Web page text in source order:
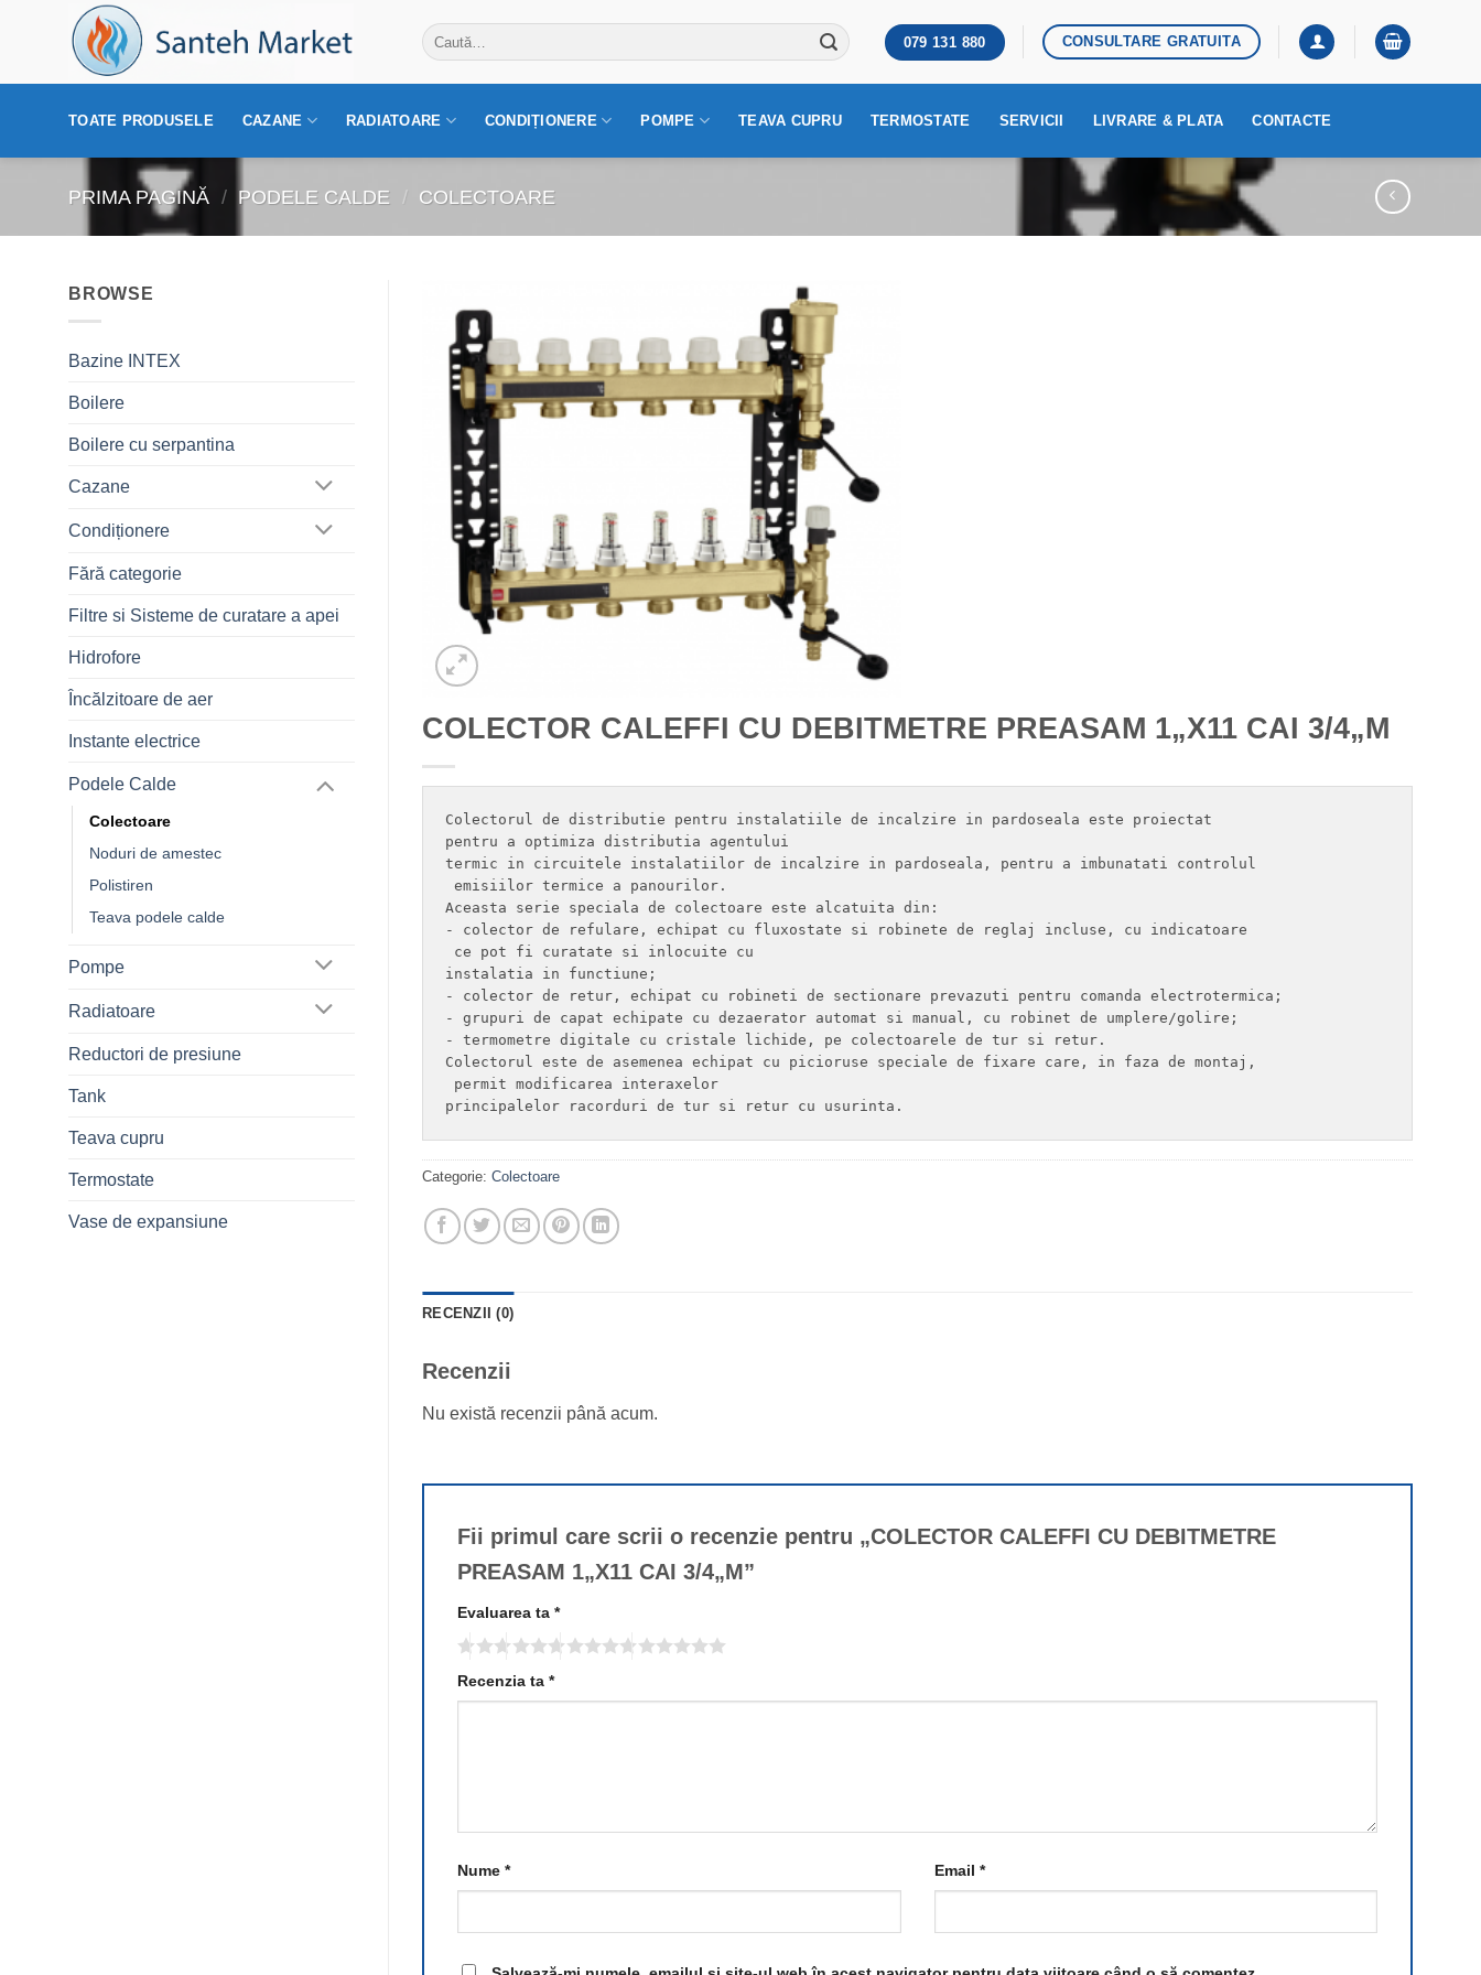
Caută
după:
079 131 880 CONSULTARE GRATUITA
TOATE PRODUSELE CAZANE RADIATOARE CONDIȚIONERE POMPE TEAVA CUPRU TERMOSTATE SERVICII LIVRARE & PLATA CONTACTE
PRIMA PAGINĂ / PODELE CALDE / COLECTOARE
BROWSE
Bazine INTEX
Boilere
Boilere cu serpantina
Cazane
Condiționere
Fără categorie
Filtre si Sisteme de curatare a apei
Hidrofore
Încălzitoare de aer
Instante electrice
Podele Calde
Colectoare
Noduri de amestec
Polistiren
Teava podele calde
Pompe
Radiatoare
Reductori de presiune
Tank
Teava cupru
Termostate
Vase de expansiune
COLECTOR CALEFFI CU DEBITMETRE PREASAM 1„X11 CAI 3/4„M
Colectorul de distributie pentru instalatiile de incalzire in pardoseala este proiectat
pentru a optimiza distributia agentului
termic in circuitele instalatiilor de incalzire in pardoseala, pentru a imbunatati controlul
emisiilor termice a panourilor.
Aceasta serie speciala de colectoare este alcatuita din:
- colector de refulare, echipat cu fluxostate si robinete de reglaj incluse, cu indicatoare
ce pot fi curatate si inlocuite cu
instalatia in functiune;
- colector de retur, echipat cu robineti de sectionare prevazuti pentru comanda electrotermica;
- grupuri de capat echipate cu dezaerator automat si manual, cu robinet de umplere/golire;
- termometre digitale cu cristale lichide, pe colectoarele de tur si retur.
Colectorul este de asemenea echipat cu picioruse speciale de fixare care, in faza de montaj,
permit modificarea interaxelor
principalelor racorduri de tur si retur cu usurinta.
Categorie: Colectoare
RECENZII (0)
Recenzii
Nu există recenzii până acum.
Fii primul care scrii o recenzie pentru „COLECTOR CALEFFI CU DEBITMETRE
PREASAM 1„X11 CAI 3/4„M”
Evaluarea ta *
Recenzia ta *
Nume * Email *